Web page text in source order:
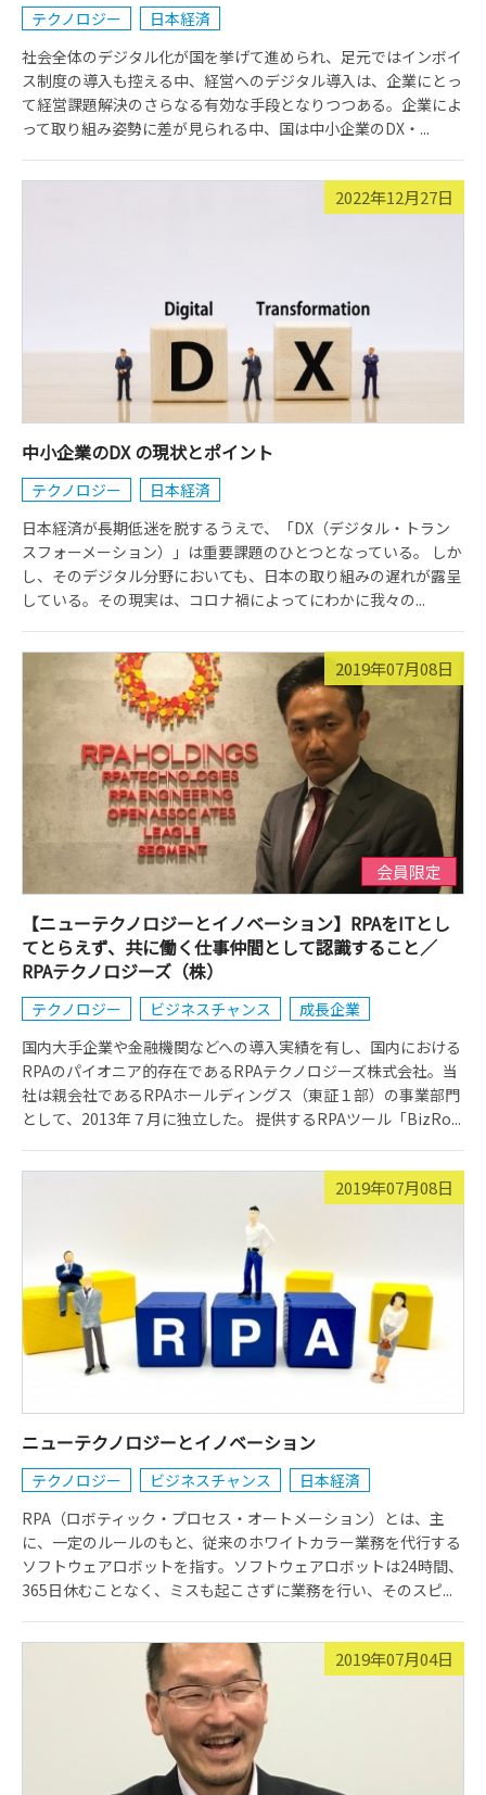
テクノロジー
日本経済
社会全体のデジタル化が国を挙げて進められ、足元ではインボイ
ス制度の導入も控える中、経営へのデジタル導入は、企業にとっ
て経営課題解決のさらなる有効な手段となりつつある。企業によ
って取り組み姿勢に差が見られる中、国は中小企業のDX・...
2022年12月27日
中小企業のDX の現状とポイント
テクノロジー
日本経済
日本経済が長期低迷を脱するうえで、「DX（デジタル・トラン
スフォーメーション）」は重要課題のひとつとなっている。 しか
し、そのデジタル分野においても、日本の取り組みの遅れが露呈
している。その現実は、コロナ禍によってにわかに我々の...
2019年07月08日
会員限定
【ニューテクノロジーとイノベーション】RPAをITとし
てとらえず、共に働く仕事仲間として認識すること／
RPAテクノロジーズ（株）
テクノロジー ビジネスチャンス
成長企業
国内大手企業や金融機関などへの導入実績を有し、国内における
RPAのパイオニア的存在であるRPAテクノロジーズ株式会社。当
社は親会社であるRPAホールディングス（東証１部）の事業部門
として、2013年７月に独立した。 提供するRPAツール「BizRo...
2019年07月08日
ニューテクノロジーとイノベーション
テクノロジー ビジネスチャンス
日本経済
RPA（ロボティック・プロセス・オートメーション）とは、主
に、一定のルールのもと、従来のホワイトカラー業務を代行する
ソフトウェアロボットを指す。ソフトウェアロボットは24時間、
365日休むことなく、ミスも起こさずに業務を行い、そのスピ...
2019年07月04日